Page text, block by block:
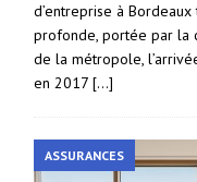
d’entreprise à
profonde, portée par la
de la métropole,
en 2017 […]
ASSURANCES